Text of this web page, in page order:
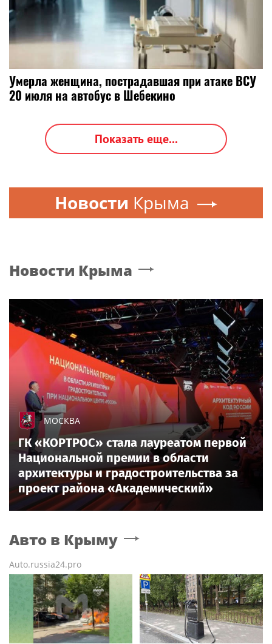
Умерла женщина, пострадавшая при атаке ВСУ
20 июля на автобус в Шебекино
Показать еще...
Новости Крыма
Новости Крыма
МОСКВА
ГК «КОРТРОС» стала лауреатом первой
Национальной премии в области
архитектуры и градостроительства за
проект района «Академический»
Авто в Крыму
Auto.russia24.pro